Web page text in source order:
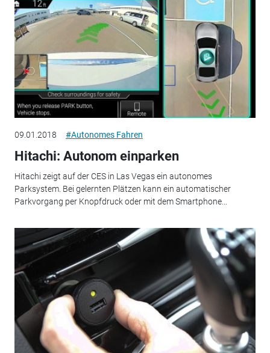
09.01.2018 #Autonomes Fahren
Hitachi: Autonom einparken
Hitachi zeigt auf der CES in Las Vegas ein autonomes
Parksystem. Bei gelernten Plätzen kann ein automatischer
Parkvorgang per Knopfdruck oder mit dem Smartphone...